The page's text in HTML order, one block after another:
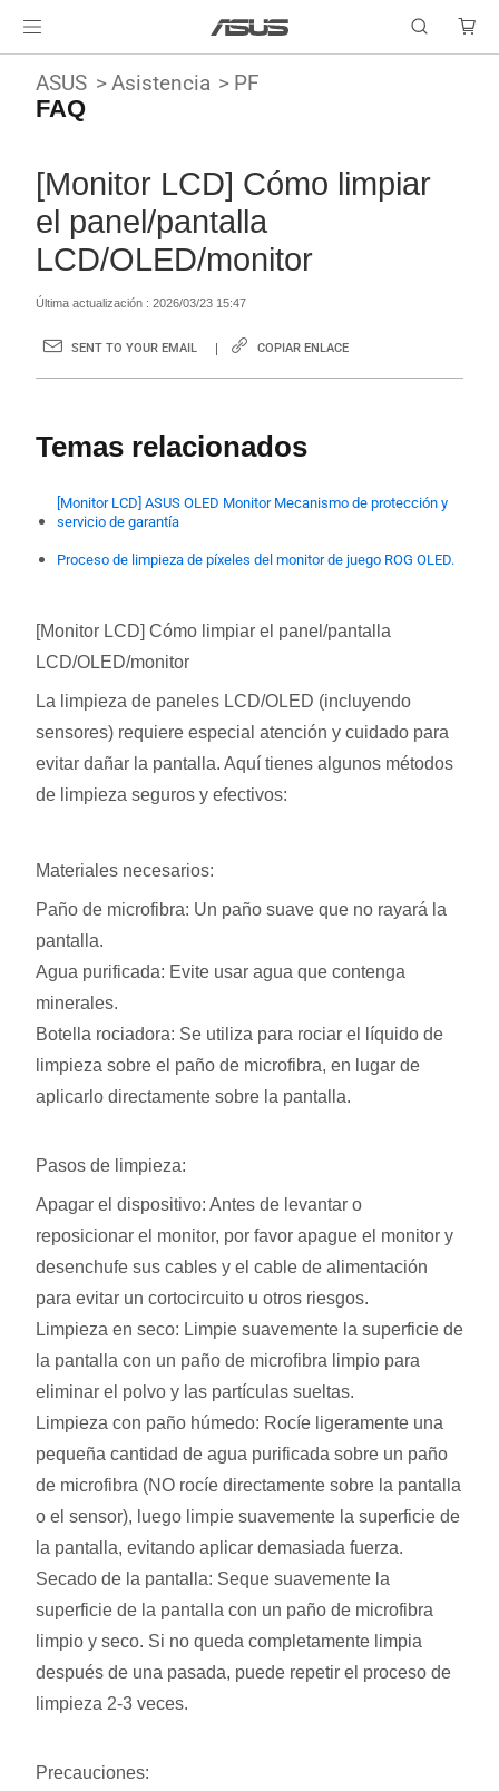
ASUS Asistencia PF
FAQ
[Monitor LCD] Cómo limpiar
el panel/pantalla
LCD/OLED/monitor
Última actualización : 2026/03/23 15:47
SENT TO YOUR EMAIL COPIAR ENLACE
Temas relacionados
[Monitor LCD] ASUS OLED Monitor Mecanismo de protección y
servicio de garantía
Proceso de limpieza de píxeles del monitor de juego ROG OLED.
[Monitor LCD] Cómo limpiar el panel/pantalla
LCD/OLED/monitor
La limpieza de paneles LCD/OLED (incluyendo
sensores) requiere especial atención y cuidado para
evitar dañar la pantalla. Aquí tienes algunos métodos
de limpieza seguros y efectivos:
Materiales necesarios:
Paño de microfibra: Un paño suave que no rayará la
pantalla.
Agua purificada: Evite usar agua que contenga
minerales.
Botella rociadora: Se utiliza para rociar el líquido de
limpieza sobre el paño de microfibra, en lugar de
aplicarlo directamente sobre la pantalla.
Pasos de limpieza:
Apagar el dispositivo: Antes de levantar o
reposicionar el monitor, por favor apague el monitor y
desenchufe sus cables y el cable de alimentación
para evitar un cortocircuito u otros riesgos.
Limpieza en seco: Limpie suavemente la superficie de
la pantalla con un paño de microfibra limpio para
eliminar el polvo y las partículas sueltas.
Limpieza con paño húmedo: Rocíe ligeramente una
pequeña cantidad de agua purificada sobre un paño
de microfibra (NO rocíe directamente sobre la pantalla
o el sensor), luego limpie suavemente la superficie de
la pantalla, evitando aplicar demasiada fuerza.
Secado de la pantalla: Seque suavemente la
superficie de la pantalla con un paño de microfibra
limpio y seco. Si no queda completamente limpia
después de una pasada, puede repetir el proceso de
limpieza 2-3 veces.
Precauciones: